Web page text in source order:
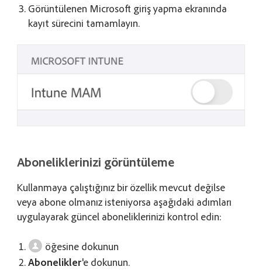
Görüntülenen Microsoft giriş yapma ekranında
kayıt sürecini tamamlayın.
Aboneliklerinizi görüntüleme
Kullanmaya çalıştığınız bir özellik mevcut değilse
veya abone olmanız isteniyorsa aşağıdaki adımları
uygulayarak güncel aboneliklerinizi kontrol edin:
öğesine dokunun
Abonelikler'e dokunun.